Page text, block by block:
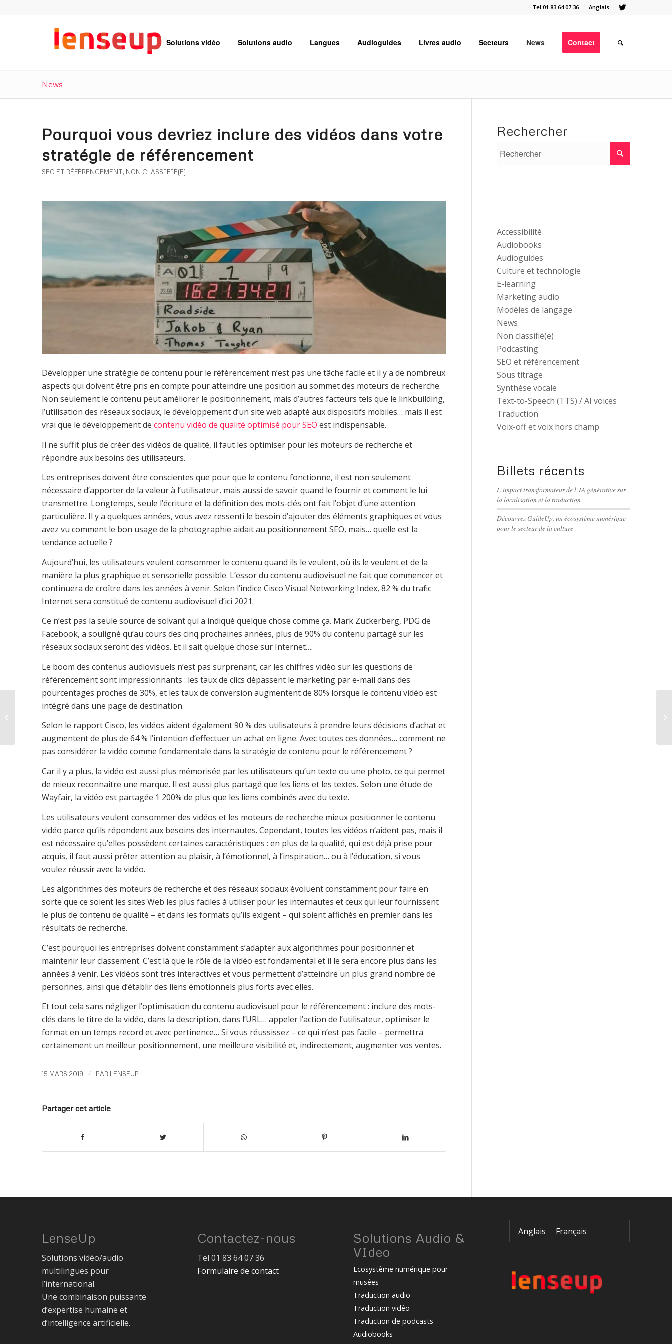
Anglais
Tel 01 83 64 07 36
Solutions vidéo Solutions audio Langues Audioguides Livres audio Secteurs News Contact
News
Pourquoi vous devriez inclure des vidéos dans votre
stratégie de référencement
SEO ET RÉFÉRENCEMENT, NON CLASSIFIÉ(E)
Développer une stratégie de contenu pour le référencement n’est pas une tâche facile et il y a de nombreux
aspects qui doivent être pris en compte pour atteindre une position au sommet des moteurs de recherche.
Non seulement le contenu peut améliorer le positionnement, mais d’autres facteurs tels que le linkbuilding,
l’utilisation des réseaux sociaux, le développement d’un site web adapté aux dispositifs mobiles… mais il est
vrai que le développement de contenu vidéo de qualité optimisé pour SEO est indispensable.
Il ne suffit plus de créer des vidéos de qualité, il faut les optimiser pour les moteurs de recherche et
répondre aux besoins des utilisateurs.
Les entreprises doivent être conscientes que pour que le contenu fonctionne, il est non seulement
nécessaire d’apporter de la valeur à l’utilisateur, mais aussi de savoir quand le fournir et comment le lui
transmettre. Longtemps, seule l’écriture et la définition des mots-clés ont fait l’objet d’une attention
particulière. Il y a quelques années, vous avez ressenti le besoin d’ajouter des éléments graphiques et vous
avez vu comment le bon usage de la photographie aidait au positionnement SEO, mais… quelle est la
tendance actuelle ?
Aujourd’hui, les utilisateurs veulent consommer le contenu quand ils le veulent, où ils le veulent et de la
manière la plus graphique et sensorielle possible. L’essor du contenu audiovisuel ne fait que commencer et
continuera de croître dans les années à venir. Selon l’indice Cisco Visual Networking Index, 82 % du trafic
Internet sera constitué de contenu audiovisuel d’ici 2021.
Ce n’est pas la seule source de solvant qui a indiqué quelque chose comme ça. Mark Zuckerberg, PDG de
Facebook, a souligné qu’au cours des cinq prochaines années, plus de 90% du contenu partagé sur les
réseaux sociaux seront des vidéos. Et il sait quelque chose sur Internet….
Le boom des contenus audiovisuels n’est pas surprenant, car les chiffres vidéo sur les questions de
référencement sont impressionnants : les taux de clics dépassent le marketing par e-mail dans des
pourcentages proches de 30%, et les taux de conversion augmentent de 80% lorsque le contenu vidéo est
intégré dans une page de destination.
Selon le rapport Cisco, les vidéos aident également 90 % des utilisateurs à prendre leurs décisions d’achat et
augmentent de plus de 64 % l’intention d’effectuer un achat en ligne. Avec toutes ces données… comment ne
pas considérer la vidéo comme fondamentale dans la stratégie de contenu pour le référencement ?
Car il y a plus, la vidéo est aussi plus mémorisée par les utilisateurs qu’un texte ou une photo, ce qui permet
de mieux reconnaître une marque. Il est aussi plus partagé que les liens et les textes. Selon une étude de
Wayfair, la vidéo est partagée 1 200% de plus que les liens combinés avec du texte.
Les utilisateurs veulent consommer des vidéos et les moteurs de recherche mieux positionner le contenu
vidéo parce qu’ils répondent aux besoins des internautes. Cependant, toutes les vidéos n’aident pas, mais il
est nécessaire qu’elles possèdent certaines caractéristiques : en plus de la qualité, qui est déjà prise pour
acquis, il faut aussi prêter attention au plaisir, à l’émotionnel, à l’inspiration… ou à l’éducation, si vous
voulez réussir avec la vidéo.
Les algorithmes des moteurs de recherche et des réseaux sociaux évoluent constamment pour faire en
sorte que ce soient les sites Web les plus faciles à utiliser pour les internautes et ceux qui leur fournissent
le plus de contenu de qualité – et dans les formats qu’ils exigent – qui soient affichés en premier dans les
résultats de recherche.
C’est pourquoi les entreprises doivent constamment s’adapter aux algorithmes pour positionner et
maintenir leur classement. C’est là que le rôle de la vidéo est fondamental et il le sera encore plus dans les
années à venir. Les vidéos sont très interactives et vous permettent d’atteindre un plus grand nombre de
personnes, ainsi que d’établir des liens émotionnels plus forts avec elles.
Et tout cela sans négliger l’optimisation du contenu audiovisuel pour le référencement : inclure des mots-
clés dans le titre de la vidéo, dans la description, dans l’URL… appeler l’action de l’utilisateur, optimiser le
format en un temps record et avec pertinence… Si vous réussissez – ce qui n’est pas facile – permettra
certainement un meilleur positionnement, une meilleure visibilité et, indirectement, augmenter vos ventes.
15 MARS 2019 / PAR LENSEUP
Partager cet article
Rechercher
Accessibilité
Audiobooks
Audioguides
Culture et technologie
E-learning
Marketing audio
Modèles de langage
News
Non classifié(e)
Podcasting
SEO et référencement
Sous titrage
Synthèse vocale
Text-to-Speech (TTS) / AI voices
Traduction
Voix-off et voix hors champ
Billets récents
L’impact transformateur de l’IA générative sur
la localisation et la traduction
Découvrez GuideUp, un écosystème numérique
pour le secteur de la culture
LenseUp
Solutions vidéo/audio
multilingues pour
l’international.
Une combinaison puissante
d’expertise humaine et
d’intelligence artificielle.
Contactez-nous
Tel 01 83 64 07 36
Formulaire de contact
Solutions Audio &
VIdeo
Ecosystème numérique pour
musées
Traduction audio
Traduction vidéo
Traduction de podcasts
Audiobooks
Anglais Français
Sur Facebook les
vidéos obtiennent 65
% d’interactions en